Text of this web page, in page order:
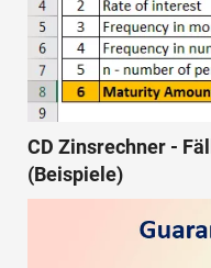
CD Zinsrechner -
(Beispiele)